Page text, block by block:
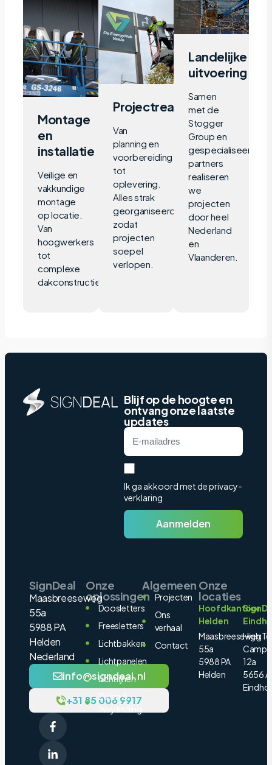
Montage
en
installatie
Veilige en
vakkundige
montage
op locatie.
Van
hoogwerkers
tot
complexe
dakconstructies.
Projectrealisatie
Van
planning en
voorbereiding
tot
oplevering.
Alles strak
georganiseerd
zodat
projecten
soepel
verlopen.
Landelijke
uitvoering
Samen
met de
Stogger
Group en
gespecialiseerde
partners
realiseren
we
projecten
door heel
Nederland
en
Vlaanderen.
Blijf op de hoogte en
ontvang onze laatste
updates
Ik ga akkoord met de privacy-
verklaring
Aanmelden
SignDeal
Maasbreeseweg
55a
5988 PA
Helden
Nederland
info@signdeal.nl
+31 85 006 9917
Onze
oplossingen
Doosletters
Freesletters
Lichtbakken
Lichtpanelen
Lichtlijnen
Zuilen &
Algemeen
Projecten
Ons
verhaal
Contact
Onze
locaties
Hoofdkantoor
Helden
Maasbreeseweg
55a
5988 PA
Helden
High
12a
5656